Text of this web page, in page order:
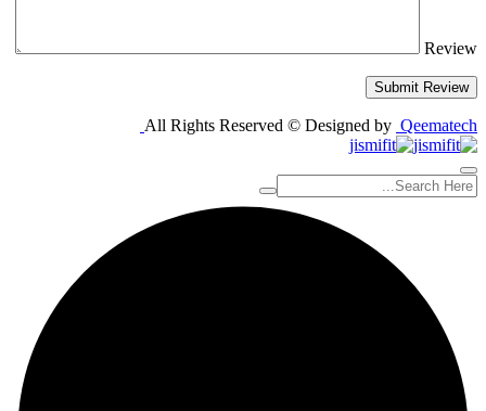
Review
Submit Review
All Rights Reserved © Designed by Qeematech